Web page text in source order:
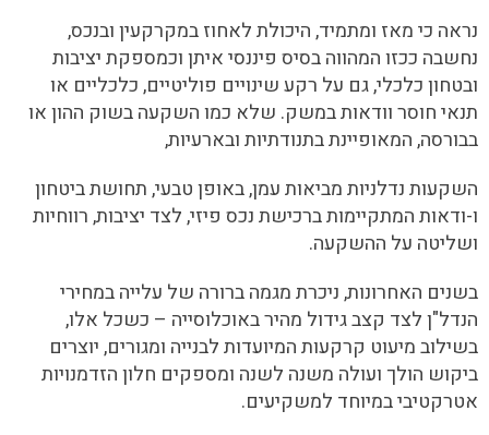
נראה כי מאז ומתמיד, היכולת לאחוז במקרקעין ובנכס,
נחשבה ככזו המהווה בסיס פיננסי איתן וכמספקת יציבות
ובטחון כלכלי, גם על רקע שינויים פוליטיים, כלכליים או
תנאי חוסר וודאות במשק. שלא כמו השקעה בשוק ההון או
בבורסה, המאופיינת בתנודתיות ובארעיות,
השקעות נדלניות מביאות עמן, באופן טבעי, תחושת ביטחון
ו-ודאות המתקיימות ברכישת נכס פיזי, לצד יציבות, רווחיות
ושליטה על ההשקעה.
בשנים האחרונות, ניכרת מגמה ברורה של עלייה במחירי
הנדל"ן לצד קצב גידול מהיר באוכלוסייה – כשכל אלו,
בשילוב מיעוט קרקעות המיועדות לבנייה ומגורים, יוצרים
ביקוש הולך ועולה משנה לשנה ומספקים חלון הזדמנויות
אטרקטיבי במיוחד למשקיעים.